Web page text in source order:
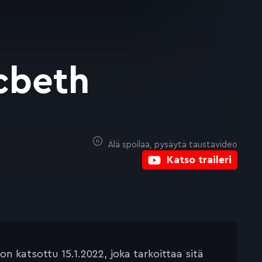
Katso traileri
Älä spoilaa, pysäytä taustavideo
katsottu 15.1.2022, joka tarkoittaa sitä